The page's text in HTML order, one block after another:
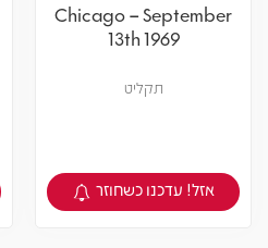
Chicago – September
13th 1969
תקליט
צפיה במוצר
אזל! עדכנו כשחוזר